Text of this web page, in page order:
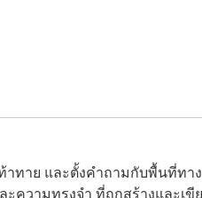
ท้าทาย และตั้งคำถามกับพื้นที่
ความทรงจำ ที่ถูกสร้างและเ